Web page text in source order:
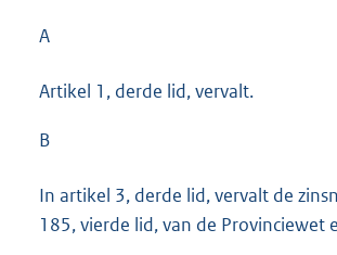
A
Artikel 1, derde lid, vervalt.
B
In artikel 3, derde lid, vervalt de
185, vierde lid, van de Provinciewet